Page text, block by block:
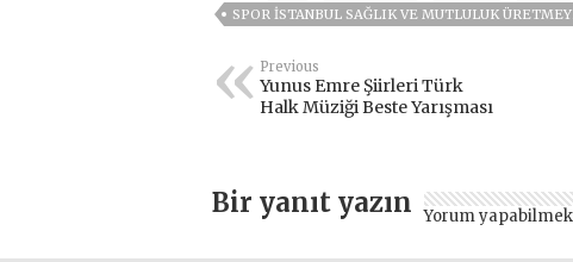
SPOR İSTANBUL SAĞLIK VE MUTLULUK
Previous
Yunus Emre Şiirleri Türk
Halk Müziği Beste Yarışması
Bir yanıt yazın Yorum